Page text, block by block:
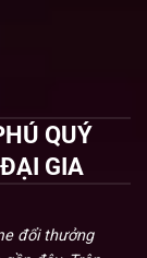
QUÝ
GIA
đổi thưởng